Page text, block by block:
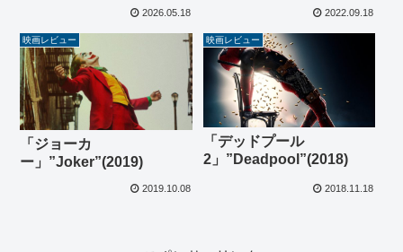
ョン【ネタバレ感想】
2026.05.18 2022.09.18
映画レビュー
「ジョーカ
ー」”Joker”(2019)
2019.10.08
映画レビュー
「デッドプール
2」”Deadpool”(2018)
2018.11.18